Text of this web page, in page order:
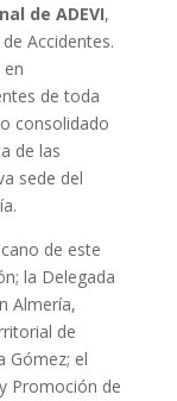
de ADEVI,
Accidentes.
de toda
consolidado
de las
sede del
de este
la Delegada
Almería,
de
Gómez; el
Promoción de